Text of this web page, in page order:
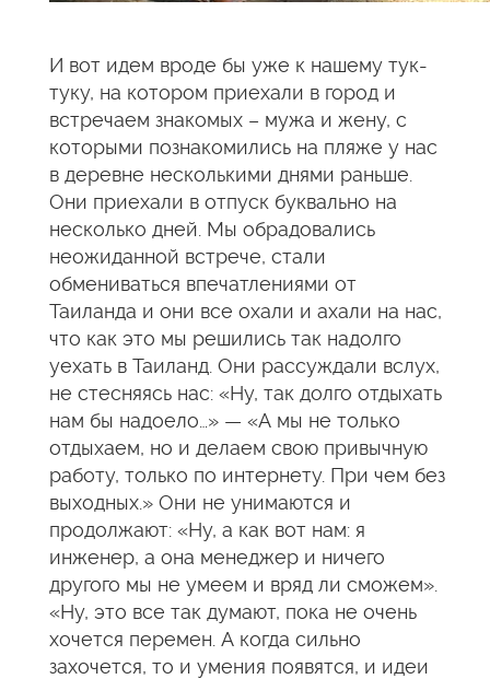
И вот идем вроде бы уже к нашему тук-
туку, на котором приехали в город и
встречаем знакомых – мужа и жену, с
которыми познакомились на пляже у нас
в деревне несколькими днями раньше.
Они приехали в отпуск буквально на
несколько дней. Мы обрадовались
неожиданной встрече, стали
обмениваться впечатлениями от
Таиланда и они все охали и ахали на нас,
что как это мы решились так надолго
уехать в Таиланд. Они рассуждали вслух,
не стесняясь нас: «Ну, так долго отдыхать
нам бы надоело…» — «А мы не только
отдыхаем, но и делаем свою привычную
работу, только по интернету. При чем без
выходных.» Они не унимаются и
продолжают: «Ну, а как вот нам: я
инженер, а она менеджер и ничего
другого мы не умеем и вряд ли сможем».
«Ну, это все так думают, пока не очень
хочется перемен. А когда сильно
захочется, то и умения появятся, и идеи